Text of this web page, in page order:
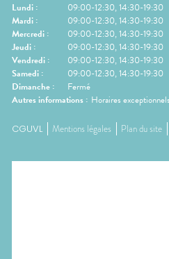
Lundi :
09:00-12:30, 14:30-19:30
Mardi :
09:00-12:30, 14:30-19:30
Mercredi :
09:00-12:30, 14:30-19:30
Jeudi :
09:00-12:30, 14:30-19:30
Vendredi :
09:00-12:30, 14:30-19:30
Samedi :
09:00-12:30, 14:30-19:30
Dimanche :
Fermé
Autres informations : Horaires
CGUVL Mentions légales Plan du site